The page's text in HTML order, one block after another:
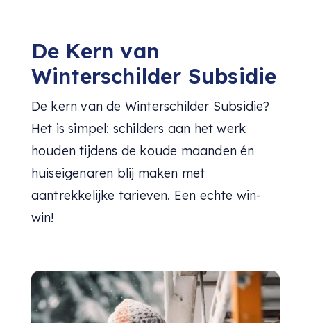
De Kern van
Winterschilder Subsidie
De kern van de Winterschilder Subsidie?
Het is simpel: schilders aan het werk
houden tijdens de koude maanden én
huiseigenaren blij maken met
aantrekkelijke tarieven. Een echte win-
win!